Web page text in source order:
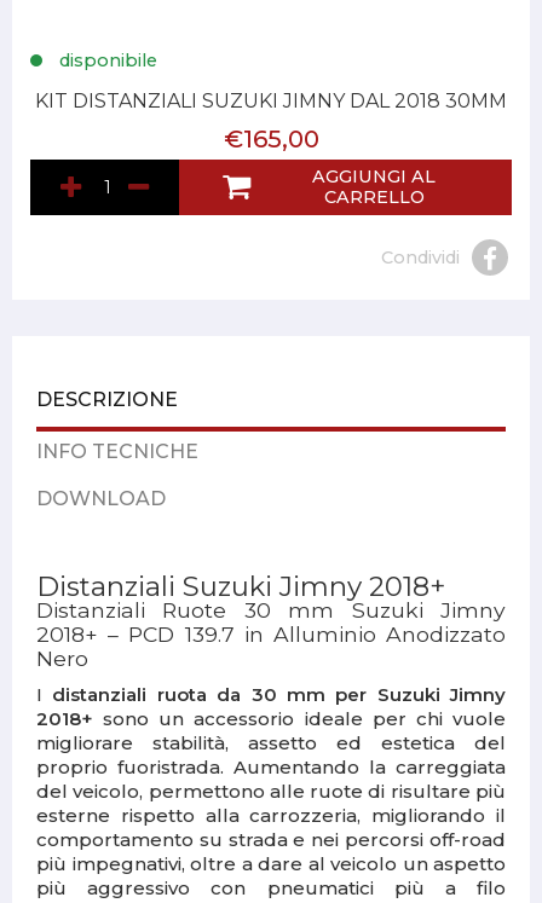
disponibile
KIT DISTANZIALI SUZUKI JIMNY DAL 2018 30MM
€165,00
AGGIUNGI AL
CARRELLO
Condividi
DESCRIZIONE
INFO TECNICHE
DOWNLOAD
Distanziali Suzuki Jimny 2018+
Distanziali Ruote 30 mm Suzuki Jimny
2018+ – PCD 139.7 in Alluminio Anodizzato
Nero
I distanziali ruota da 30 mm per Suzuki Jimny
2018+ sono un accessorio ideale per chi vuole
migliorare stabilità, assetto ed estetica del
proprio fuoristrada. Aumentando la carreggiata
del veicolo, permettono alle ruote di risultare più
esterne rispetto alla carrozzeria, migliorando il
comportamento su strada e nei percorsi off-road
più impegnativi, oltre a dare al veicolo un aspetto
più aggressivo con pneumatici più a filo